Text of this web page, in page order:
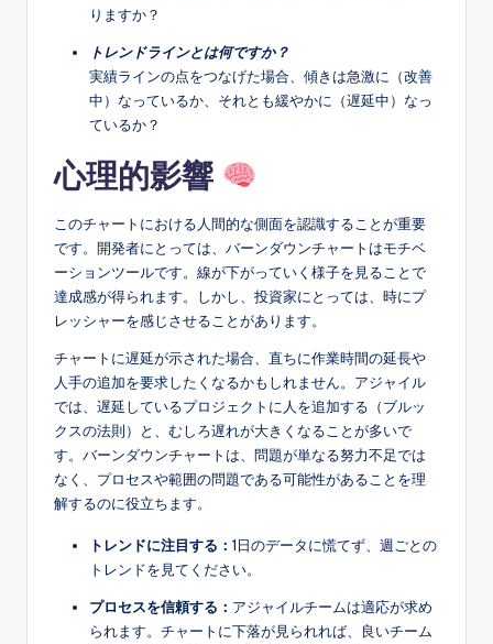
りますか？
トレンドラインとは何ですか？
実績ラインの点をつなげた場合、傾きは急激に（改善
中）なっているか、それとも緩やかに（遅延中）なっ
ているか？
心理的影響
このチャートにおける人間的な側面を認識することが重要
です。開発者にとっては、バーンダウンチャートはモチベ
ーションツールです。線が下がっていく様子を見ることで
達成感が得られます。しかし、投資家にとっては、時にプ
レッシャーを感じさせることがあります。
チャートに遅延が示された場合、直ちに作業時間の延長や
人手の追加を要求したくなるかもしれません。アジャイル
では、遅延しているプロジェクトに人を追加する（ブルッ
クスの法則）と、むしろ遅れが大きくなることが多いで
す。バーンダウンチャートは、問題が単なる努力不足では
なく、プロセスや範囲の問題である可能性があることを理
解するのに役立ちます。
トレンドに注目する： 1日のデータに慌てず、週ごとの
トレンドを見てください。
プロセスを信頼する： アジャイルチームは適応が求め
られます。チャートに下落が見られれば、良いチーム